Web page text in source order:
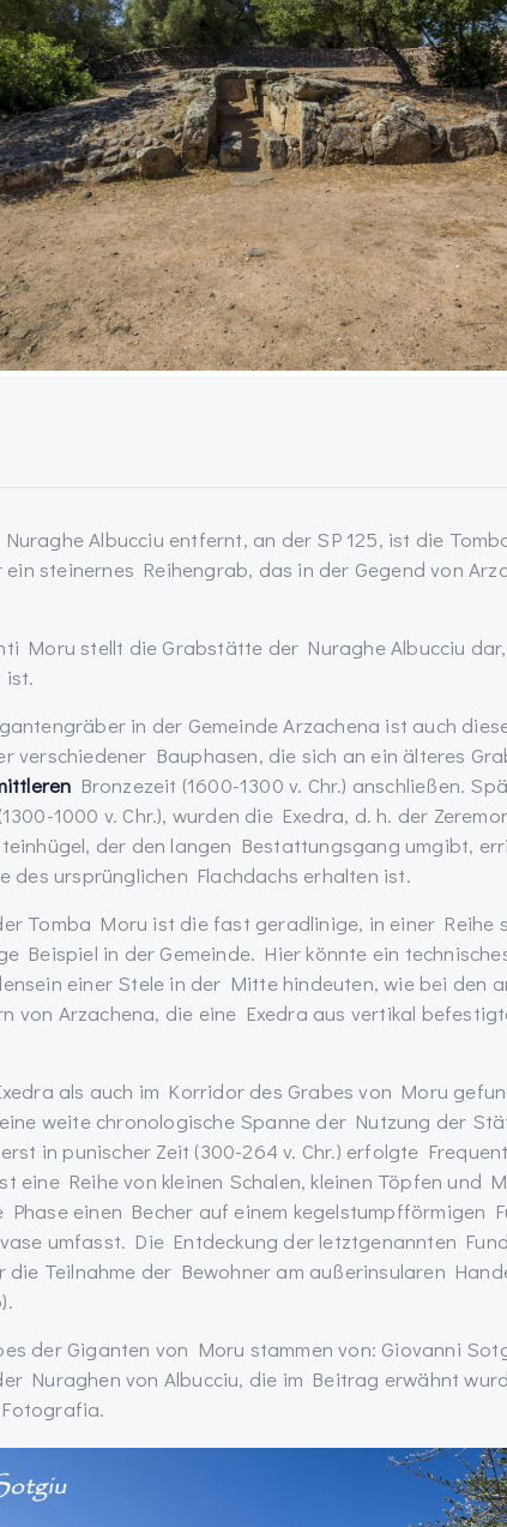
Albucciu entfernt, an der SP 125, ist die
steinernes Reihengrab, das in der Gegend von
Moru stellt die Grabstätte der Nuraghe Albucciu
ist.
in der Gemeinde Arzachena ist auch
verschiedener Bauphasen, die sich an ein älteres
Bronzezeit (1600-1300 v. Chr.) anschließen.
1000 v. Chr.), wurden die Exedra, d. h. der
der den langen Bestattungsgang umgibt,
des ursprünglichen Flachdachs erhalten ist.
Tomba Moru ist die fast geradlinige, in einer Reihe
Beispiel in der Gemeinde. Hier könnte ein
einer Stele in der Mitte hindeuten, wie bei den
von Arzachena, die eine Exedra aus vertikal
als auch im Korridor des Grabes von Moru
weite chronologische Spanne der Nutzung der
in punischer Zeit (300-264 v. Chr.) erfolgte
eine Reihe von kleinen Schalen, kleinen Töpfen und
einen Becher auf einem kegelstumpfförmigen
umfasst. Die Entdeckung der letztgenannten
Teilnahme der Bewohner am außerinsularen
der Giganten von Moru stammen von: Giovanni
Nuraghen von Albucciu, die im Beitrag erwähnt